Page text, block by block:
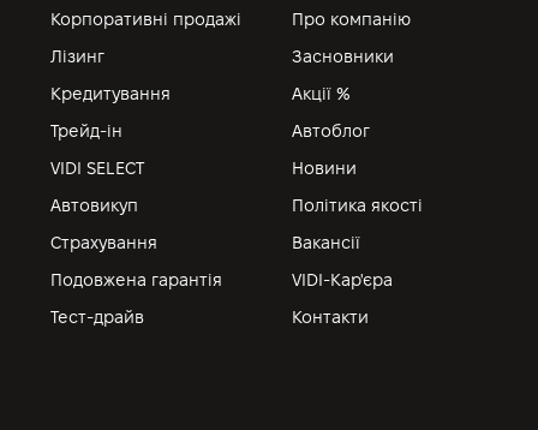
Корпоративні продажі
Лізинг
Кредитування
Трейд-ін
VIDI SELECT
Автовикуп
Страхування
Подовжена гарантія
Тест-драйв
Про компанію
Засновники
Акції %
Автоблог
Новини
Політика якості
Вакансії
VIDI-Кар'єра
Контакти